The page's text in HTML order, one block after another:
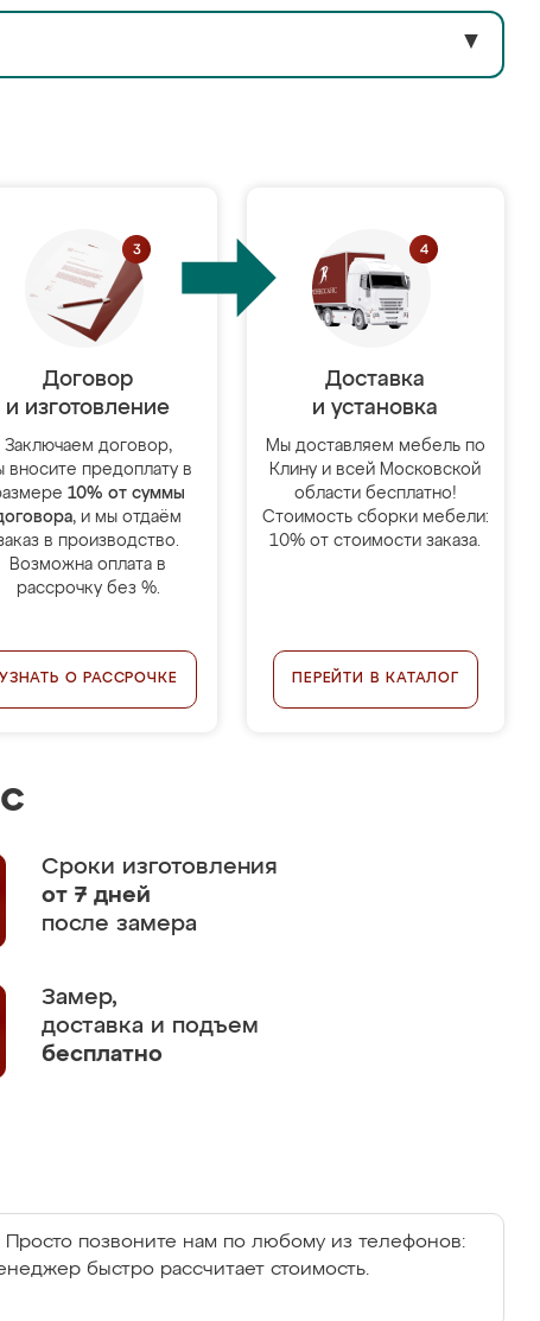
▼
Договор
и изготовление
Заключаем договор,
вносите предоплату в
10% от суммы
, и мы отдаём
в производство.
Возможна оплата в
рассрочку без %.
УЗНАТЬ О РАССРОЧКЕ
Доставка
и установка
Мы доставляем мебель по
Клину и всей Московской
области бесплатно!
Стоимость сборки мебели:
10% от стоимости заказа.
ПЕРЕЙТИ В КАТАЛОГ
Сроки изготовления
от 7 дней
после замера
Замер,
доставка и подъем
бесплатно
позвоните нам по любому из телефонов:
быстро рассчитает стоимость.